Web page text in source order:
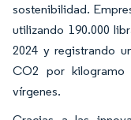
sostenibilidad.
utilizando 190.000
2024 y registrando
CO2 por kilogramo
vírgenes.